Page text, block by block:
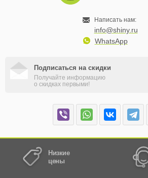
Написать нам:
info@shiny.ru
WhatsApp
Подписаться на скидки
Получайте информацию
о скидках первыми!
Низкие
цены